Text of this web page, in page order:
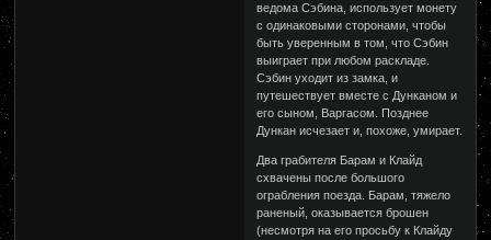
ведома Сэбина, использует монету
с одинаковыми сторонами, чтобы
быть уверенным в том, что Сэбин
выиграет при любом раскладе.
Сэбин уходит из замка, и
путешествует вместе с Дунканом и
его сыном, Варгасом. Позднее
Дункан исчезает и, похоже, умирает.
Два грабителя Барам и Клайд
схвачены после большого
ограбления поезда. Барам, тяжело
раненый, оказывается брошен
(несмотря на его просьбу к Клайду